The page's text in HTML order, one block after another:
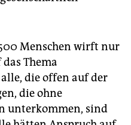
Menschen wirft nur
Thema
die offen auf der
die ohne
unterkommen, sind